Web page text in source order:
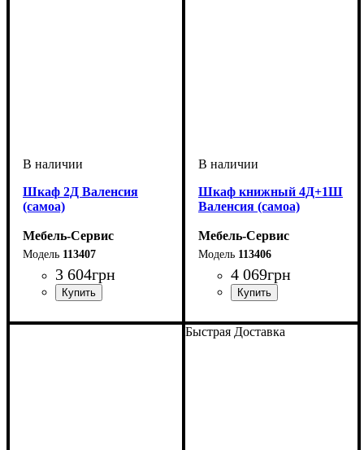
Шкаф 2Д Валенсия
(самоа)
Мебель-Сервис
113407
3 604грн
Шкаф книжный 4Д+1Ш
Валенсия (самоа)
Мебель-Сервис
113406
4 069грн
Быстрая Доставка